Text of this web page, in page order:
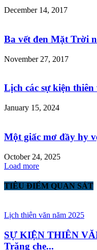
December 14, 2017
Ba vết đen Mặt Trời
November 27, 2017
Lịch các sự kiện
January 15, 2024
Một giấc mơ đầy hy
October 24, 2025
Load more
TIÊU ĐIỂM QUAN SÁT
Lịch thiên văn năm 2025
SỰ KIỆN THIÊN
Trăng che...